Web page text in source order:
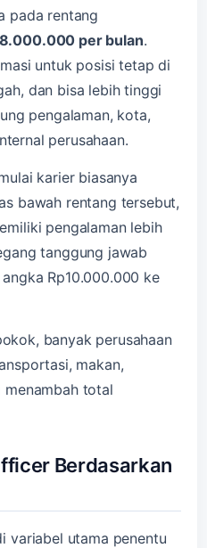
pada rentang
per bulan.
untuk posisi tetap di
dan bisa lebih tinggi
pengalaman, kota,
perusahaan.
karier biasanya
bawah rentang tersebut,
pengalaman lebih
tanggung jawab
Rp10.000.000 ke
banyak perusahaan
makan,
menambah total
Berdasarkan
variabel utama penentu